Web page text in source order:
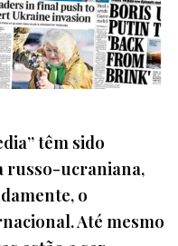
têm sido
russo-ucraniana,
o
Até mesmo